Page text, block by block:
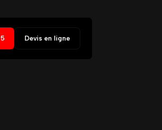
Devis en ligne